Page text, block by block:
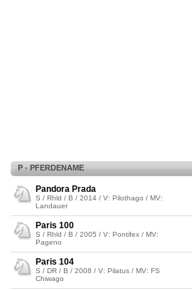
P - PFERDENAME
Pandora Prada
S / Rhld / B / 2014 / V: Pilothago / MV:
Landauer
Paris 100
S / Rhld / B / 2005 / V: Pontifex / MV:
Pageno
Paris 104
S / DR / B / 2008 / V: Pilatus / MV: FS
Chiwago